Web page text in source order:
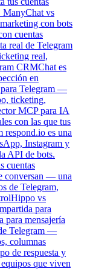
ManyChat vs
con bots
cuentas
real de Telegram
real,
CRMChat es
en
Telegram —
ticketing,
MCP para IA
con las que tus
respond.io es una
Instagram y
API de bots.
cuentas
conversan — una
de Telegram,
vs
para
para mensajería
Telegram —
columnas
de respuesta y
que viven